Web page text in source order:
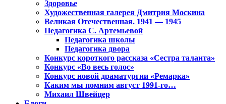
Здоровье
Художественная галерея Дмитрия Москина
Великая Отечественная. 1941 — 1945
Педагогика С. Артемьевой
Педагогика школы
Педагогика двора
Конкурс короткого рассказа «Сестра таланта»
Конкурс «Во весь голос»
Конкурс новой драматургии «Ремарка»
Каким мы помним август 1991-го…
Михаил Швейцер